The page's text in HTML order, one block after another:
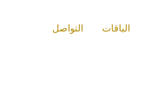
الباقات التواصل